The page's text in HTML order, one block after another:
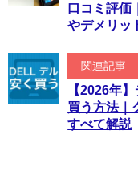
口コミ評価
やデメリッ
関連記事
【2026年
買う方法｜
すべて解説